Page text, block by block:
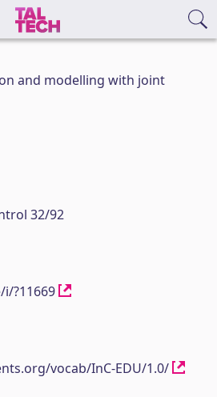
and modelling with joint
32/92
?11669
vocab/InC-EDU/1.0/